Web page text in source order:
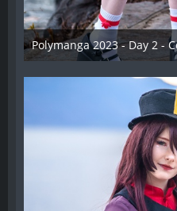
Polymanga 2023 - Day 2 -
12. Mai 2023